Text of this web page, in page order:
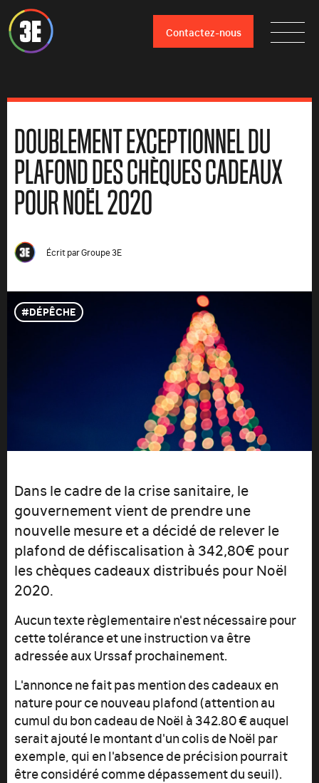
Contactez-nous
DOUBLEMENT EXCEPTIONNEL DU
PLAFOND DES CHÈQUES CADEAUX
POUR NOËL 2020
Écrit parGroupe 3E
DÉPÊCHE
Dans le cadre de la crise sanitaire, le
gouvernement vient de prendre une
nouvelle mesure et a décidé de relever le
plafond de défiscalisation à 342,80€ pour
les chèques cadeaux distribués pour Noël
2020.
Aucun texte règlementaire n'est nécessaire pour
cette tolérance et une instruction va être
adressée aux Urssaf prochainement.
L'annonce ne fait pas mention des cadeaux en
nature pour ce nouveau plafond (attention au
cumul du bon cadeau de Noël à 342.80 € auquel
serait ajouté le montant d'un colis de Noël par
exemple, qui en l'absence de précision pourrait
être considéré comme dépassement du seuil).